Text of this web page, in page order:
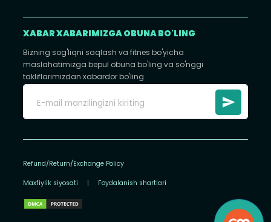
XABAR XABARIMIZGA OBUNA BO'LING
Bizning sog'liqni saqlash va fitnes bo'yicha
maslahatimizga bepul obuna bo'ling va so'nggi
takliflarimizdan xabardor bo'ling
Refund/Return/Exchange Policy
Maxfiylik siyosati | Foydalanish shartlari